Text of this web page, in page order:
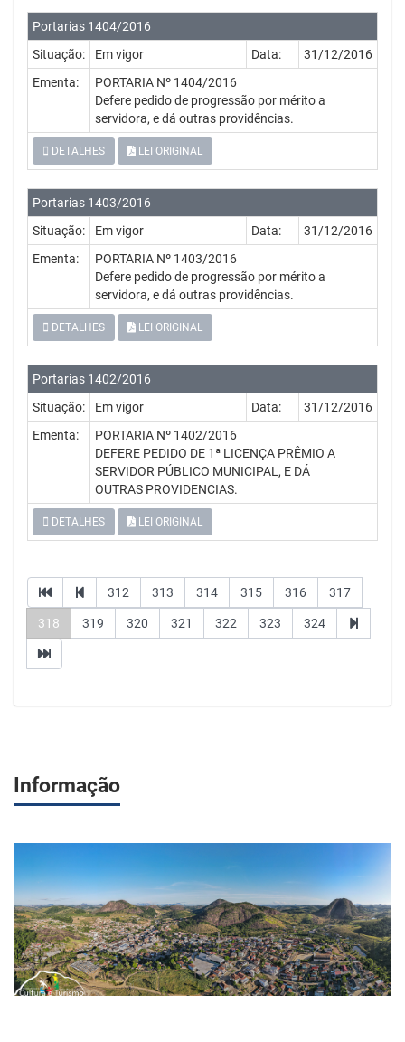
Portarias 1404/2016
Situação:
Em vigor Data:
31/12/2016
Ementa:
PORTARIA Nº 1404/2016
Defere pedido de progressão por mérito a
servidora, e dá outras providências.
DETALHES LEI ORIGINAL
Portarias 1403/2016
Situação:
Em vigor Data:
31/12/2016
Ementa:
PORTARIA Nº 1403/2016
Defere pedido de progressão por mérito a
servidora, e dá outras providências.
DETALHES LEI ORIGINAL
Portarias 1402/2016
Situação:
Em vigor Data:
31/12/2016
Ementa:
PORTARIA Nº 1402/2016
DEFERE PEDIDO DE 1ª LICENÇA PRÊMIO A
SERVIDOR PÚBLICO MUNICIPAL, E DÁ
OUTRAS PROVIDENCIAS.
DETALHES LEI ORIGINAL
312 313 314 315 316 317
318 319 320 321 322 323 324
Informação